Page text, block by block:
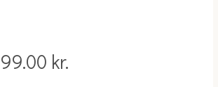
99.00 kr.